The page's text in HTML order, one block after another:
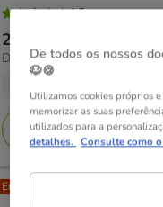
4.8
estrelas
com
avaliações
4.8(36)
Preço
de
27.49€
180.10€
27.49€
11.26€
Desde 11.26€ / kg
Entrega Grátis
De todos os nossos
🐶🍪
Utilizamos cookies próprios
memorizar as suas
utilizados para a
detalhes. Consulte como